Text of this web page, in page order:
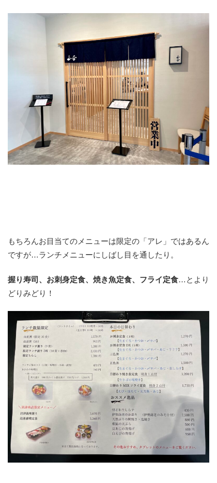
もちろんお目当てのメニューは限定の「アレ」ではあるん
ですが…ランチメニューにしばし目を通したり。
握り寿司、お刺身定食、焼き魚定食、フライ定食…とより
どりみどり！